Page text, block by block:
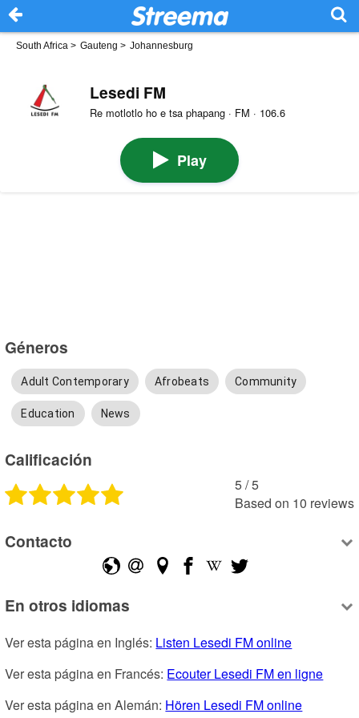
South Africa > Gauteng > Johannesburg
Lesedi FM
Re motlotlo ho e tsa phapang · FM · 106.6
Play
Géneros
Adult Contemporary Afrobeats Community
Education News
Calificación
5 /5
Based on 10 reviews
Contacto
En otros idiomas
Ver esta página en Inglés: Listen Lesedi FM online
Ver esta página en Francés: Ecouter Lesedi FM en ligne
Ver esta página en Alemán: Hören Lesedi FM online